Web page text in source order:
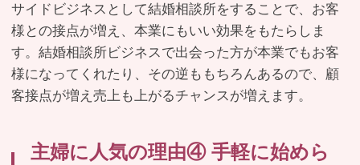
サイドビジネスとして結婚相談所をすることで、お客
様との接点が増え、本業にもいい効果をもたらしま
す。結婚相談所ビジネスで出会った方が本業でもお客
様になってくれたり、その逆ももちろんあるので、顧
客接点が増え売上も上がるチャンスが増えます。
主婦に人気の理由④ 手軽に始めら